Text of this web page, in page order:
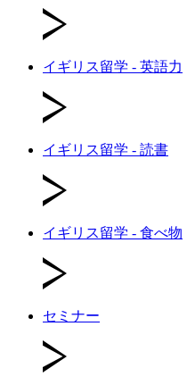
イギリス留学 - 英語力
イギリス留学 - 読書
イギリス留学 - 食べ物
セミナー